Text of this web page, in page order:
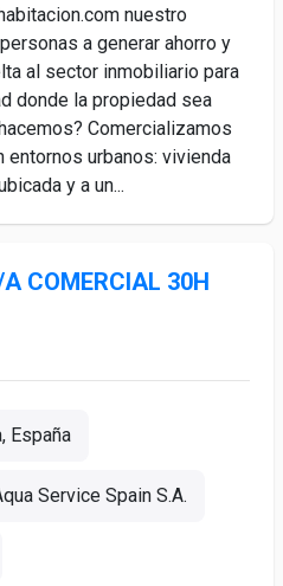
nuestro
a generar ahorro y
al sector inmobiliario para
donde la propiedad sea
Comercializamos
urbanos: vivienda
y a un...
COMERCIAL 30H
España
Service Spain S.A.